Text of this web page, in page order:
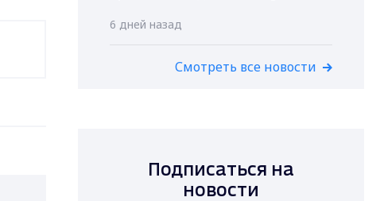
6 дней назад
Смотреть все новости
Подписаться на
новости